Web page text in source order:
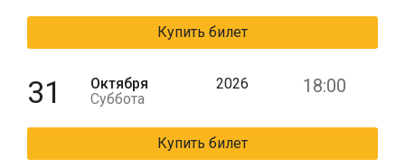
Купить билет
31
Октября
Суббота
2026 18:00
Купить билет